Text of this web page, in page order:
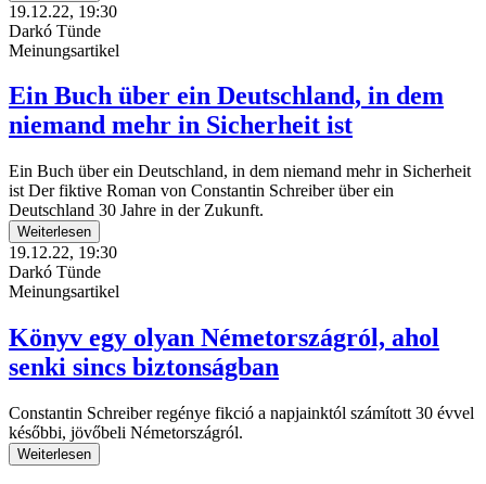
19.12.22, 19:30
Darkó Tünde
Meinungsartikel
Ein Buch über ein Deutschland, in dem
niemand mehr in Sicherheit ist
Ein Buch über ein Deutschland, in dem niemand mehr in Sicherheit
ist Der fiktive Roman von Constantin Schreiber über ein
Deutschland 30 Jahre in der Zukunft.
Weiterlesen
19.12.22, 19:30
Darkó Tünde
Meinungsartikel
Könyv egy olyan Németországról, ahol
senki sincs biztonságban
Constantin Schreiber regénye fikció a napjainktól számított 30 évvel
későbbi, jövőbeli Németországról.
Weiterlesen